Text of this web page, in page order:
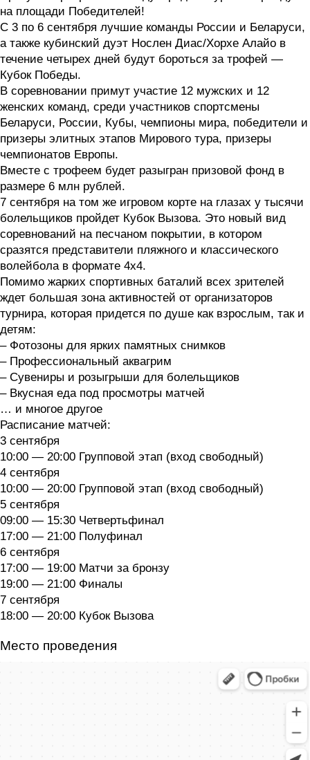
на площади Победителей!
С 3 по 6 сентября лучшие команды России и Беларуси,
а также кубинский дуэт Нослен Диас/Хорхе Алайо в
течение четырех дней будут бороться за трофей —
Кубок Победы.
В соревновании примут участие 12 мужских и 12
женских команд, среди участников спортсмены
Беларуси, России, Кубы, чемпионы мира, победители и
призеры элитных этапов Мирового тура, призеры
чемпионатов Европы.
Вместе с трофеем будет разыгран призовой фонд в
размере 6 млн рублей.
7 сентября на том же игровом корте на глазах у тысячи
болельщиков пройдет Кубок Вызова. Это новый вид
соревнований на песчаном покрытии, в котором
сразятся представители пляжного и классического
волейбола в формате 4х4.
Помимо жарких спортивных баталий всех зрителей
ждет большая зона активностей от организаторов
турнира, которая придется по душе как взрослым, так и
детям:
– Фотозоны для ярких памятных снимков
– Профессиональный аквагрим
– Сувениры и розыгрыши для болельщиков
– Вкусная еда под просмотры матчей
… и многое другое
Расписание матчей:
3 сентября
10:00 — 20:00 Групповой этап (вход свободный)
4 сентября
10:00 — 20:00 Групповой этап (вход свободный)
5 сентября
09:00 — 15:30 Четвертьфинал
17:00 — 21:00 Полуфинал
6 сентября
17:00 — 19:00 Матчи за бронзу
19:00 — 21:00 Финалы
7 сентября
18:00 — 20:00 Кубок Вызова
Место проведения